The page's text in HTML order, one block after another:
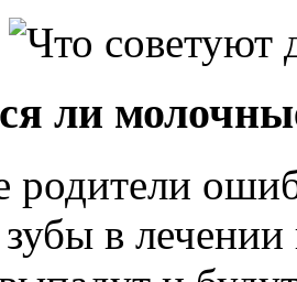
ли
родители
в